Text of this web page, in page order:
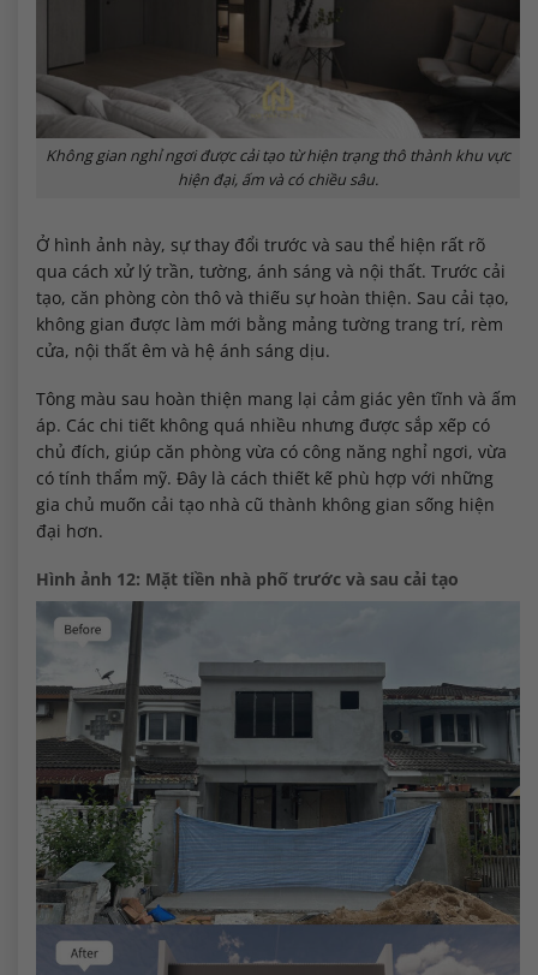
Không gian nghỉ ngơi được cải tạo từ hiện trạng thô thành khu vực
hiện đại, ấm và có chiều sâu.
Ở hình ảnh này, sự thay đổi trước và sau thể hiện rất rõ
qua cách xử lý trần, tường, ánh sáng và nội thất. Trước cải
tạo, căn phòng còn thô và thiếu sự hoàn thiện. Sau cải tạo,
không gian được làm mới bằng mảng tường trang trí, rèm
cửa, nội thất êm và hệ ánh sáng dịu.
Tông màu sau hoàn thiện mang lại cảm giác yên tĩnh và ấm
áp. Các chi tiết không quá nhiều nhưng được sắp xếp có
chủ đích, giúp căn phòng vừa có công năng nghỉ ngơi, vừa
có tính thẩm mỹ. Đây là cách thiết kế phù hợp với những
gia chủ muốn cải tạo nhà cũ thành không gian sống hiện
đại hơn.
Hình ảnh 12: Mặt tiền nhà phố trước và sau cải tạo